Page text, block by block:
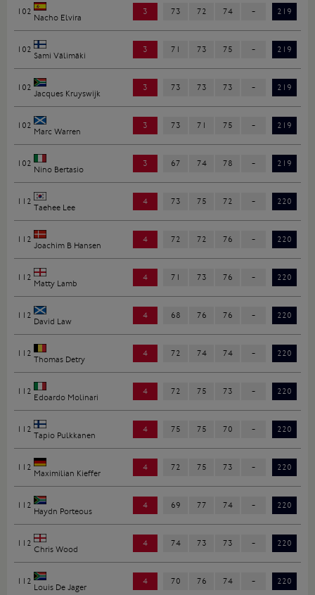
102
Nacho Elvira
3 73 72 74 - 219
102
Sami Välimäki
3 71 73 75 - 219
102
Jacques Kruyswijk
3 73 73 73 - 219
102
Marc Warren
3 73 71 75 - 219
102
Nino Bertasio
3 67 74 78 - 219
112
Taehee Lee
4 73 75 72 - 220
112
Joachim B Hansen
4 72 72 76 - 220
112
Matty Lamb
4 71 73 76 - 220
112
David Law
4 68 76 76 - 220
112
Thomas Detry
4 72 74 74 - 220
112
Edoardo Molinari
4 72 75 73 - 220
112
Tapio Pulkkanen
4 75 75 70 - 220
112
Maximilian Kieffer
4 72 75 73 - 220
112
Haydn Porteous
4 69 77 74 - 220
112
Chris Wood
4 74 73 73 - 220
112
Louis De Jager
4 70 76 74 - 220